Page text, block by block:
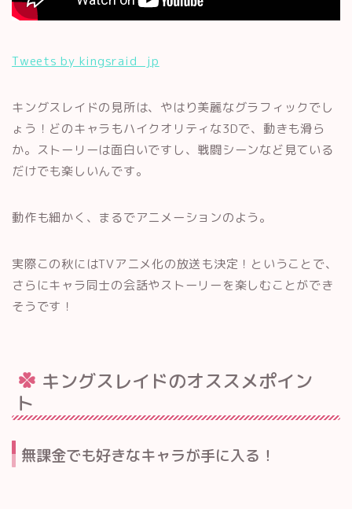
Tweets by kingsraid_jp
キングスレイドの見所は、やはり美麗なグラフィックでし
ょう！どのキャラもハイクオリティな3Dで、動きも滑ら
か。ストーリーは面白いですし、戦闘シーンなど見ている
だけでも楽しいんです。
動作も細かく、まるでアニメーションのよう。
実際この秋にはTVアニメ化の放送も決定！ということで、
さらにキャラ同士の会話やストーリーを楽しむことができ
そうです！
キングスレイドのオススメポイン
ト
無課金でも好きなキャラが手に入る！